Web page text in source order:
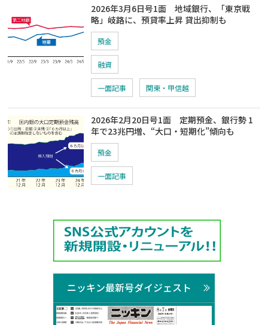
2026年3月6日号1面 地域銀行、「東京戦
略」岐路に、預貸率上昇 貸出抑制も
預金
融資
一面記事 関東・甲信越
2026年2月20日号1面 定期預金、銀行勢 1
年で23兆円増、“大口・短期化”傾向も
預金
一面記事
ニッキン最新号ダイジェスト